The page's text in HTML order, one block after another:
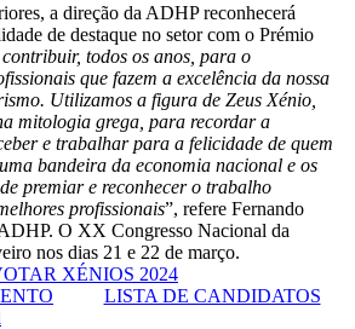
a direção da ADHP reconhecerá
de destaque no setor com o Prémio
todos os anos, para o
que fazem a excelência da nossa
Utilizamos a figura de Zeus Xénio,
mitologia grega, para recordar a
e trabalhar para a felicidade de quem
bandeira da economia nacional e os
premiar e reconhecer o trabalho
profissionais”, refere Fernando
O XX Congresso Nacional da
nos dias 21 e 22 de março.
XÉNIOS 2024
LISTA DE CANDIDATOS